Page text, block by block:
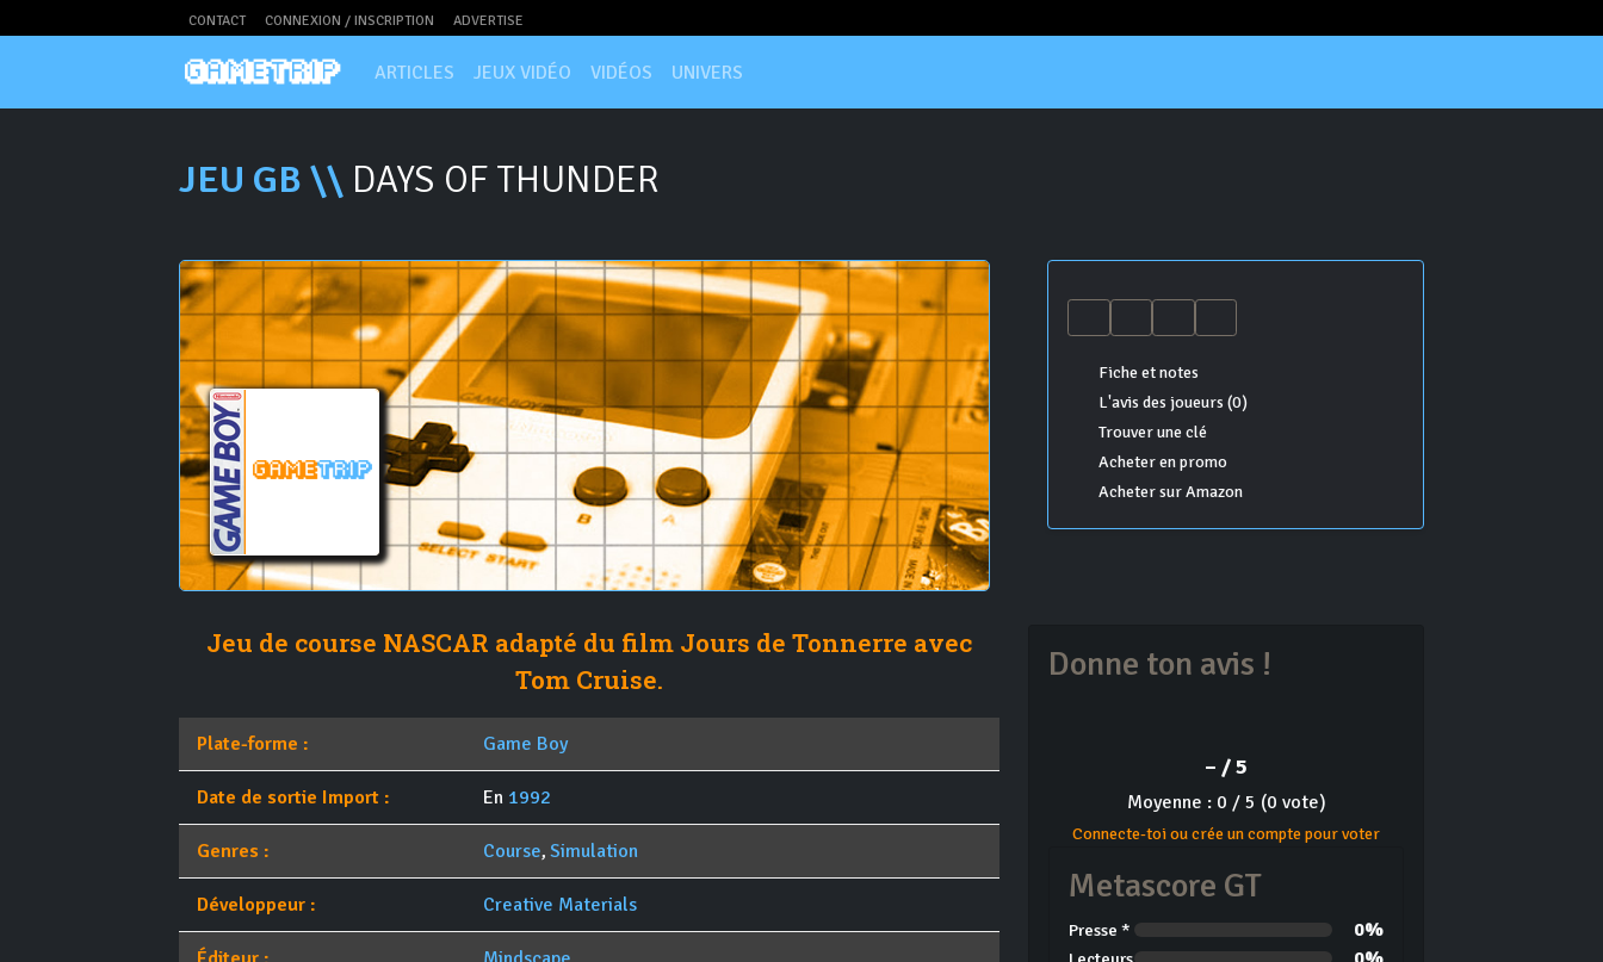
CONTACT CONNEXION / INSCRIPTION ADVERTISE
ARTICLES JEUX VIDÉO VIDÉOS UNIVERS
JEU GB \\ DAYS OF THUNDER
Fiche et notes
L'avis des joueurs (0)
Trouver une clé
Acheter en promo
Acheter sur Amazon
Jeu de course NASCAR adapté du film Jours de Tonnerre avec
Tom Cruise.
Plate-forme : Game Boy
Date de sortie Import : En 1992
Genres : Course,Simulation
Développeur : Creative Materials
Donne ton avis !
– / 5
Moyenne : 0 / 5 (0 vote)
Connecte-toi ou crée un compte pour voter
Metascore GT
Presse * 0%